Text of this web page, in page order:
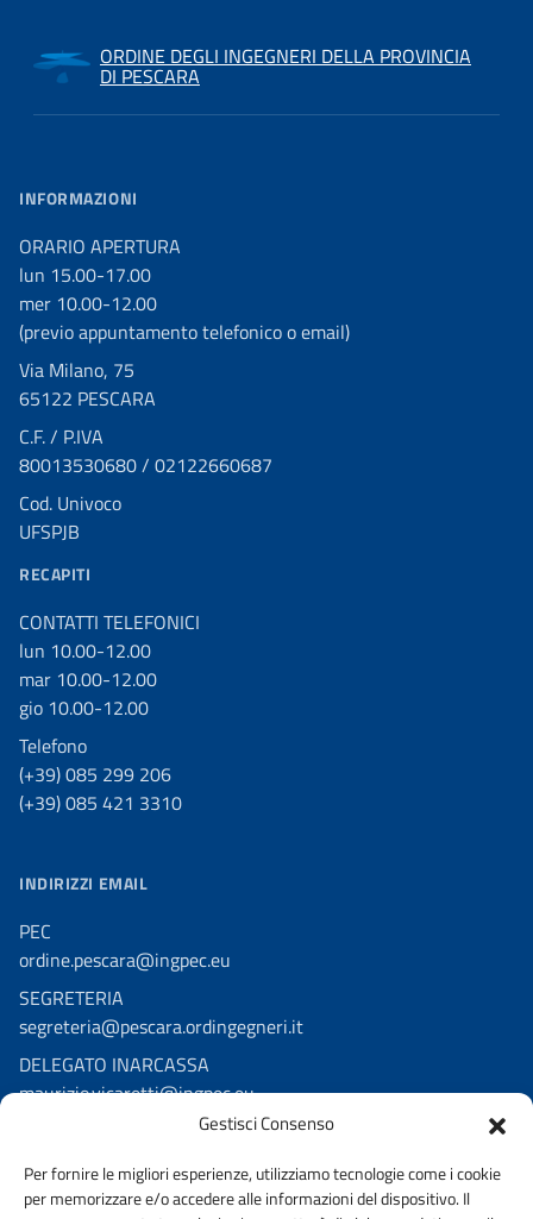
Gestisci Consenso
Per fornire le migliori esperienze, utilizziamo tecnologie come i cookie
per memorizzare e/o accedere alle informazioni del dispositivo. Il
ORDINE DEGLI INGEGNERI DELLA PROVINCIA
DI PESCARA
INFORMAZIONI
ORARIO APERTURA
lun 15.00-17.00
mer 10.00-12.00
(previo appuntamento telefonico o email)
Via Milano, 75
65122 PESCARA
C.F. / P.IVA
80013530680 / 02122660687
Cod. Univoco
UFSPJB
RECAPITI
CONTATTI TELEFONICI
lun 10.00-12.00
mar 10.00-12.00
gio 10.00-12.00
Telefono
(+39) 085 299 206
(+39) 085 421 3310
INDIRIZZI EMAIL
PEC
ordine.pescara@ingpec.eu
SEGRETERIA
segreteria@pescara.ordingegneri.it
DELEGATO INARCASSA
maurizio.vicaretti@ingpec.eu
Facebook Fondazione Ordine